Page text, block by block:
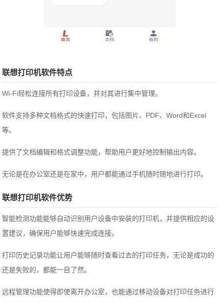
联想打印机软件特点
Wi-Fi轻松连接所有打印设备，并对其进行集中管理。
软件支持多种文档格式的快速打印，包括图片、PDF、Word和Excel
等。
提供了文档编辑和格式调整功能，帮助用户更好地控制输出内容。
无论是在办公室还是在家中，用户都能通过手机随时随地进行打印。
联想打印机软件优势
智能检测功能能够自动识别用户设备中安装的打印机，并提供相应的设
置建议，确保用户能够快速完成连接。
打印历史记录功能让用户能够随时查看过去的打印任务，无论是成功的
还是失败的，都能一目了然。
远程管理功能使得即使离开办公室，也能通过移动设备对打印任务进行